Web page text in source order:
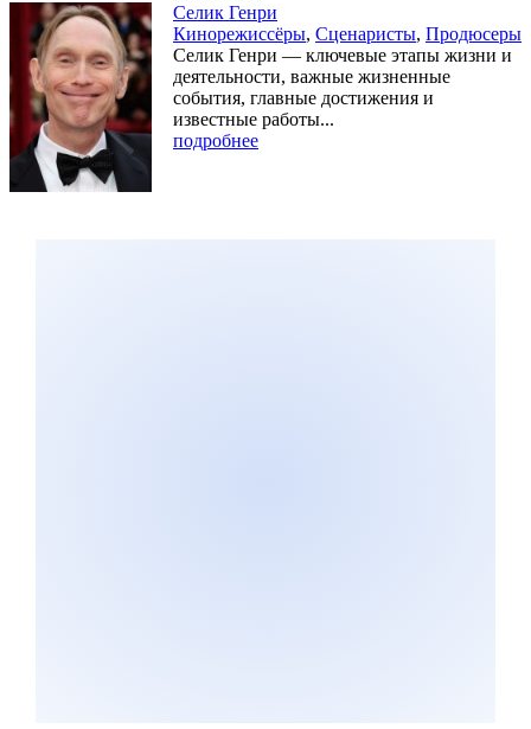
Селик Генри
Кинорежиссёры, Сценаристы, Продюсеры
Селик Генри — ключевые этапы жизни и
деятельности, важные жизненные
события, главные достижения и
известные работы...
подробнее